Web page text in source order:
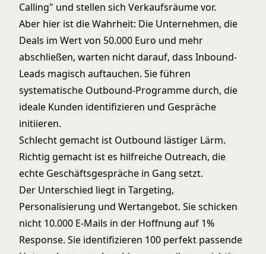
Calling" und stellen sich Verkaufsräume vor.
Aber hier ist die Wahrheit: Die Unternehmen, die
Deals im Wert von 50.000 Euro und mehr
abschließen, warten nicht darauf, dass Inbound-
Leads magisch auftauchen. Sie führen
systematische Outbound-Programme durch, die
ideale Kunden identifizieren und Gespräche
initiieren.
Schlecht gemacht ist Outbound lästiger Lärm.
Richtig gemacht ist es hilfreiche Outreach, die
echte Geschäftsgespräche in Gang setzt.
Der Unterschied liegt in Targeting,
Personalisierung und Wertangebot. Sie schicken
nicht 10.000 E-Mails in der Hoffnung auf 1%
Response. Sie identifizieren 100 perfekt passende